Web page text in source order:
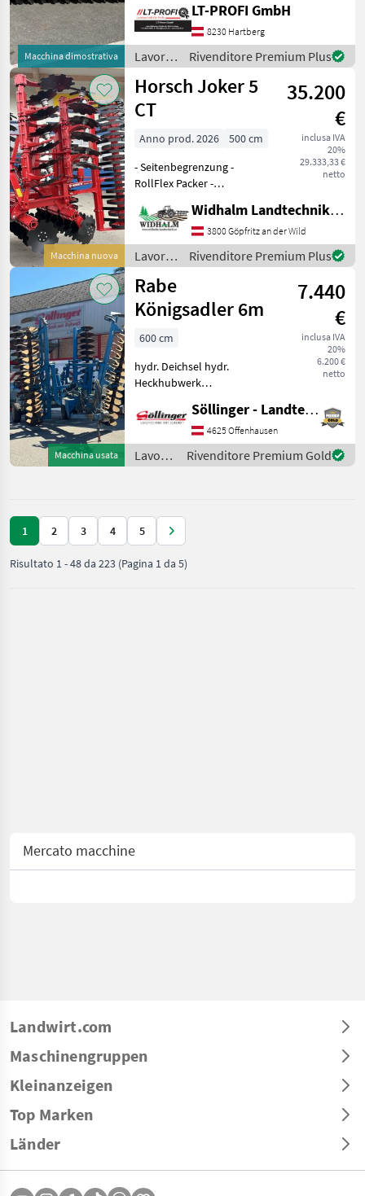
Macchina dimostrativa
Schneidringwalze 540-4000
-Anbauteile -Warntafeln
und Beleuchtung Maschine
zu besichtigen b
LT-PROFI GmbH
8230 Hartberg
Lavorazione
terreno
/
Pöttinger
Rivenditore Premium Plus
Macchina nuova
Horsch Joker 5
CT
35.200
€
inclusa IVA
20%
29.333,33 €
netto
Anno prod. 2026
500 cm
- Seitenbegrenzung -
RollFlex Packer -
Tiefenverstellung - 52cm
Scheiben Tipo di vomere:
Dischi, Erpice a dischi,
Illuminazione, Dispositivo
ribaltabil
Widhalm Landtechnik GmbH
3800 Göpfritz an der Wild
Lavorazione
terreno
/
Horsch
Rivenditore Premium Plus
Macchina usata
Rabe
Königsadler 6m
7.440
€
inclusa IVA
20%
6.200 €
netto
600 cm
hydr. Deichsel hydr.
Heckhubwerk
Randbleche
Druckluftbremsanlage Tipo
di vomere: Dischi, Erpice a
dischi, Illuminazione,
Söllinger - Landtechnik GmbH
4625 Offenhausen
Lavorazione
terreno
Rivenditore Premium Gold
1 2 3 4 5
Risultato 1-48da 223 (Pagina 1 da 5)
Mercato macchine
Landwirt.com
Maschinengruppen
Kleinanzeigen
Top Marken
Länder